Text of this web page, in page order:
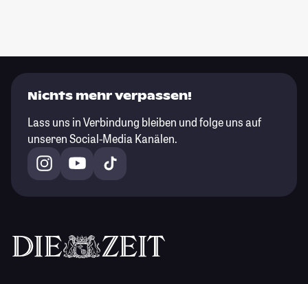
Nichts mehr verpassen!
Lass uns in Verbindung bleiben und folge uns auf
unseren Social-Media Kanälen.